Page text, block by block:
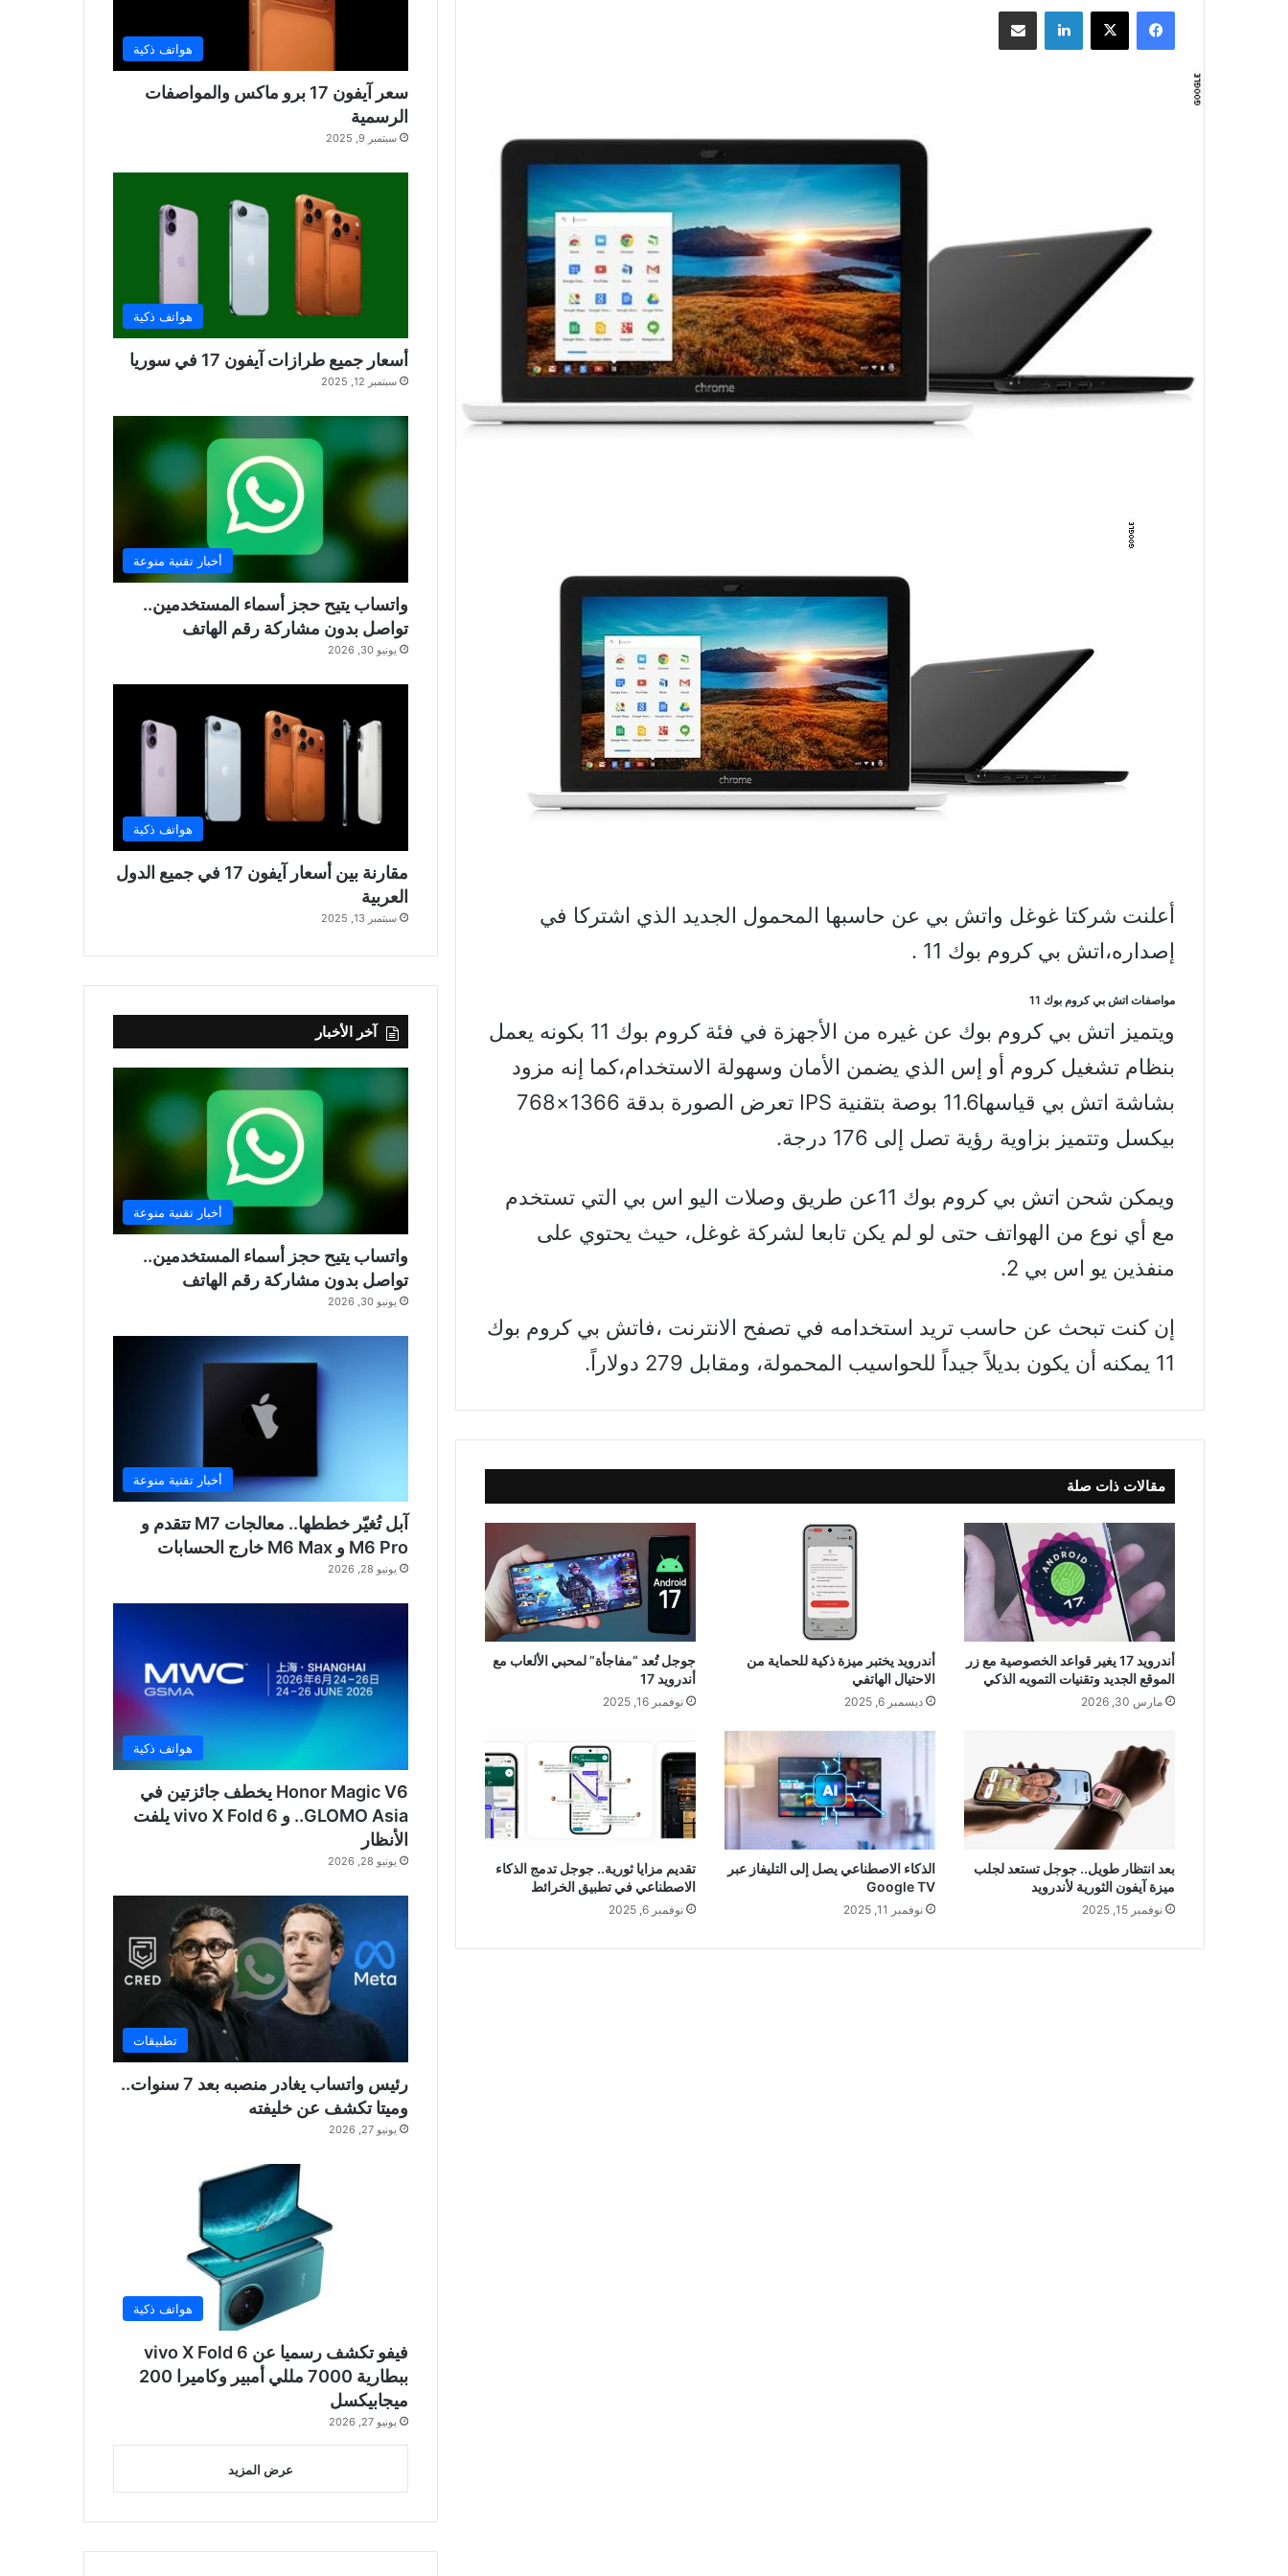
فيسبوك ‫X لينكدإن مشاركة بالبريد الإلكتروني
أعلنت شركتا غوغل واتش بي عن حاسبها المحمول الجديد الذي اشتركا في
إصداره،اتش بي كروم بوك 11 .
مواصفات اتش بي كروم بوك 11
ويتميز اتش بي كروم بوك عن غيره من الأجهزة في فئة كروم بوك 11 بكونه يعمل
بنظام تشغيل كروم أو إس الذي يضمن الأمان وسهولة الاستخدام،كما إنه مزود
بشاشة اتش بي قياسها11.6 بوصة بتقنية IPS تعرض الصورة بدقة 1366×768
بيكسل وتتميز بزاوية رؤية تصل إلى 176 درجة.
ويمكن شحن اتش بي كروم بوك 11عن طريق وصلات اليو اس بي التي تستخدم
مع أي نوع من الهواتف حتى لو لم يكن تابعا لشركة غوغل، حيث يحتوي على
منفذين يو اس بي 2.
إن كنت تبحث عن حاسب تريد استخدامه في تصفح الانترنت ،فاتش بي كروم بوك
11 يمكنه أن يكون بديلاً جيداً للحواسيب المحمولة، ومقابل 279 دولاراً.
مقالات ذات صلة
أندرويد 17 يغير قواعد الخصوصية مع زر
الموقع الجديد وتقنيات التمويه الذكي
مارس 30, 2026
أندرويد يختبر ميزة ذكية للحماية من
الاحتيال الهاتفي
ديسمبر 6, 2025
جوجل تُعد “مفاجأة” لمحبي الألعاب مع
أندرويد 17
نوفمبر 16, 2025
بعد انتظار طويل.. جوجل تستعد لجلب
ميزة آيفون الثورية لأندرويد
نوفمبر 15, 2025
الذكاء الاصطناعي يصل إلى التليفاز عبر
Google TV
نوفمبر 11, 2025
تقديم مزايا ثورية.. جوجل تدمج الذكاء
الاصطناعي في تطبيق الخرائط
نوفمبر 6, 2025
هواتف ذكية
سعر آيفون 17 برو ماكس والمواصفات
الرسمية
سبتمبر 9, 2025
هواتف ذكية
أسعار جميع طرازات آيفون 17 في سوريا
سبتمبر 12, 2025
أخبار تقنية منوعة
واتساب يتيح حجز أسماء المستخدمين..
تواصل بدون مشاركة رقم الهاتف
يونيو 30, 2026
هواتف ذكية
مقارنة بين أسعار آيفون 17 في جميع الدول
العربية
سبتمبر 13, 2025
آخر الأخبار
أخبار تقنية منوعة
واتساب يتيح حجز أسماء المستخدمين..
تواصل بدون مشاركة رقم الهاتف
يونيو 30, 2026
أخبار تقنية منوعة
آبل تُغيّر خططها.. معالجات M7 تتقدم و
M6 Pro و M6 Max خارج الحسابات
يونيو 28, 2026
هواتف ذكية
Honor Magic V6 يخطف جائزتين في
GLOMO Asia.. و vivo X Fold 6 يلفت
الأنظار
يونيو 28, 2026
تطبيقات
رئيس واتساب يغادر منصبه بعد 7 سنوات..
وميتا تكشف عن خليفته
يونيو 27, 2026
هواتف ذكية
فيفو تكشف رسميا عن vivo X Fold 6
ببطارية 7000 مللي أمبير وكاميرا 200
ميجابيكسل
يونيو 27, 2026
عرض المزيد